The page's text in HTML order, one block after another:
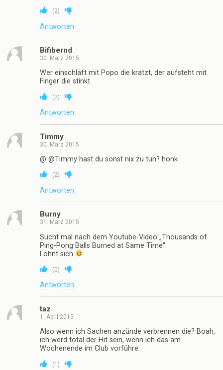
(2)
Antworten
Bifibernd
30. März 2015
Wer einschläft mit Popo die kratzt, der aufsteht mit
Finger die stinkt.
(2)
Antworten
Timmy
30. März 2015
@ @Timmy hast du sonst nix zu tun? honk
(2)
Antworten
Burny
31. März 2015
Sucht mal nach dem Youtube-Video „Thousands of
Ping-Pong Balls Burned at Same Time“
Lohnt sich
(0)
Antworten
taz
1. April 2015
Also wenn ich Sachen anzünde verbrennen die? Boah,
ich werd total der Hit sein, wenn ich das am
Wochenende im Club vorführe.
(1 )